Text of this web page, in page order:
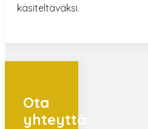
käsiteltäväksi.
Ota
yhteyttä